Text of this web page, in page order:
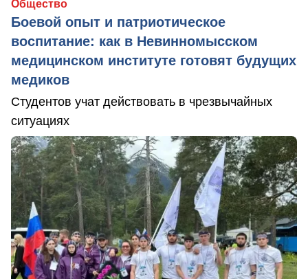
Общество
Боевой опыт и патриотическое
воспитание: как в Невинномысском
медицинском институте готовят будущих
медиков
Студентов учат действовать в чрезвычайных
ситуациях